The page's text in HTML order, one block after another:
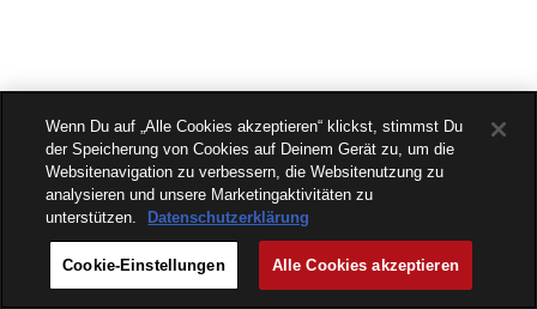
Wenn Du auf „Alle Cookies akzeptieren“ klickst, stimmst Du
der Speicherung von Cookies auf Deinem Gerät zu, um die
Websitenavigation zu verbessern, die Websitenutzung zu
analysieren und unsere Marketingaktivitäten zu
unterstützen.
Datenschutzerklärung
Cookie-Einstellungen Alle Cookies akzeptieren